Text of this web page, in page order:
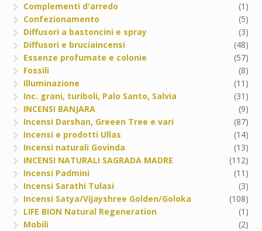
Complementi d'arredo
(1)
Confezionamento
(5)
Diffusori a bastoncini e spray
(3)
Diffusori e bruciaincensi
(48)
Essenze profumate e colonie
(57)
Fossili
(8)
Illuminazione
(11)
Inc. grani, turiboli, Palo Santo, Salvia
(31)
INCENSI BANJARA
(9)
Incensi Darshan, Greeen Tree e vari
(87)
Incensi e prodotti Ullas
(14)
Incensi naturali Govinda
(13)
INCENSI NATURALI SAGRADA MADRE
(112)
Incensi Padmini
(11)
Incensi Sarathi Tulasi
(3)
Incensi Satya/Vijayshree Golden/Goloka
(108)
LIFE BION Natural Regeneration
(1)
Mobili
(2)